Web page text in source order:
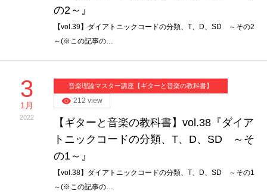
の2～』
【vol.39】ダイアトニックコードの分類、T、D、SD ～その2
～(※この記事の…
3
1月
2022
音楽理論マスター講座【ギターと音楽の教科書】
212 view
【ギターと音楽の教科書】vol.38『ダイア
トニックコードの分類、T、D、SD ～そ
の1～』
【vol.38】ダイアトニックコードの分類、T、D、SD ～その1
～(※この記事の…